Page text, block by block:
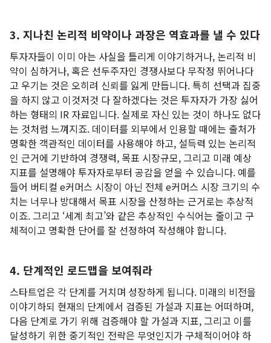
3. 지나친 논리적 비약이나 과장은 역효과를 낼 수 있다
투자자들이 이미 아는 사실을 틀리게 이야기하거나, 논리적 비
약이 심하거나, 혹은 선두주자인 경쟁사보다 무작정 뛰어나다
고 우기는 것은 오히려 신뢰를 잃게 만듭니다. 특히 선택과 집중
을 하지 않고 이것저것 다 잘하겠다는 것은 투자자가 가장 싫어
하는 형태의 IR 자료입니다. 실제로 자신 있는 것이 하나도 없다
는 것처럼 느껴지죠. 데이터를 외부에서 인용할 때에는 출처가
명확한 객관적인 데이터를 사용해야 하고, 설득력 있는 논리적
인 근거에 기반하여 경쟁력, 목표 시장규모, 그리고 미래 예상
지표를 설명해야 투자자로부터 공감을 얻을 수 있습니다. 예를
들어 버티컬 e커머스 시장이 아닌 전체 e커머스 시장 크기의 수
치는 너무나 방대해서 목표 시장을 산정하는 근거로는 추상적
이죠. 그리고 ‘세계 최고’와 같은 추상적인 수식어는 줄이고 구
체적이고 명확한 단어를 잘 선정하여 작성해야 합니다.
4. 단계적인 로드맵을 보여줘라
스타트업은 각 단계를 거치며 성장하게 됩니다. 미래의 비전을
이야기하되 현재의 단계에서 검증된 가설과 지표는 어떠하며,
다음 단계로 가기 위해 검증해야 할 가설과 지표, 그리고 이를
달성하기 위한 중기적인 전략은 무엇인지가 구체적이어야 하